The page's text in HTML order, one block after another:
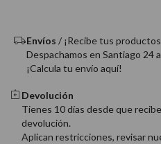
Envíos / ¡Recibe tus
Despachamos en Santiago 24
¡Calcula tu envío aquí!
Devolución
Tienes 10 días desde que
devolución.
Aplican restricciones, revisar